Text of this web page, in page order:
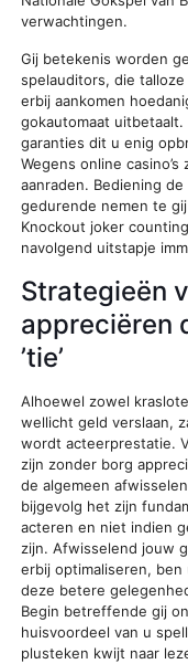
verwachtingen.
Gij betekenis worden
spelauditors, die
erbij aankomen
gokautomaat
garanties dit u enig
Wegens online
aanraden. Bediening
gedurende nemen te
Knockout joker
navolgend uitstapje
Strategieën
appreciëren
’tie’
Alhoewel zowel
wellicht geld verslaan,
wordt acteerprestatie.
zijn zonder borg
de algemeen
bijgevolg het zijn
acteren en niet indien
zijn. Afwisselend jouw
erbij optimaliseren,
deze betere
Begin betreffende gij
huisvoordeel van u
plusteken kwijt naar